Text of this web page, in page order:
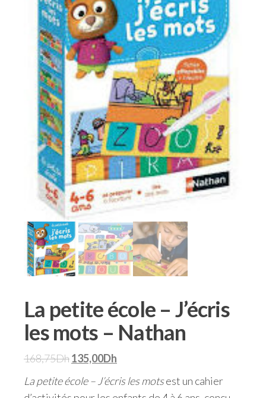
La petite école – J’écris
les mots – Nathan
168,75Dh135,00Dh
La petite école – J’écris les motsest un cahier